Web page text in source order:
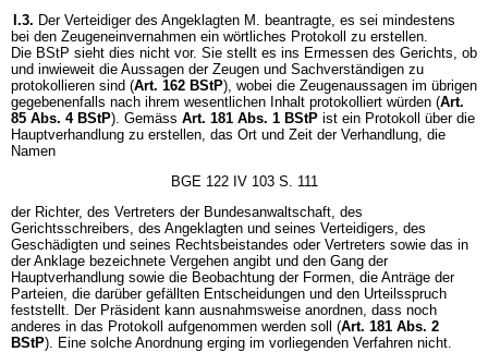
I.3. Der Verteidiger des Angeklagten M. beantragte, es sei mindestens
bei den Zeugeneinvernahmen ein wörtliches Protokoll zu erstellen.
Die BStP sieht dies nicht vor. Sie stellt es ins Ermessen des Gerichts, ob
und inwieweit die Aussagen der Zeugen und Sachverständigen zu
protokollieren sind (Art. 162 BStP), wobei die Zeugenaussagen im übrigen
gegebenenfalls nach ihrem wesentlichen Inhalt protokolliert würden (Art.
85 Abs. 4 BStP). Gemäss Art. 181 Abs. 1 BStP ist ein Protokoll über die
Hauptverhandlung zu erstellen, das Ort und Zeit der Verhandlung, die
Namen
BGE 122 IV 103 S. 111
der Richter, des Vertreters der Bundesanwaltschaft, des
Gerichtsschreibers, des Angeklagten und seines Verteidigers, des
Geschädigten und seines Rechtsbeistandes oder Vertreters sowie das in
der Anklage bezeichnete Vergehen angibt und den Gang der
Hauptverhandlung sowie die Beobachtung der Formen, die Anträge der
Parteien, die darüber gefällten Entscheidungen und den Urteilsspruch
feststellt. Der Präsident kann ausnahmsweise anordnen, dass noch
anderes in das Protokoll aufgenommen werden soll (Art. 181 Abs. 2
BStP). Eine solche Anordnung erging im vorliegenden Verfahren nicht.